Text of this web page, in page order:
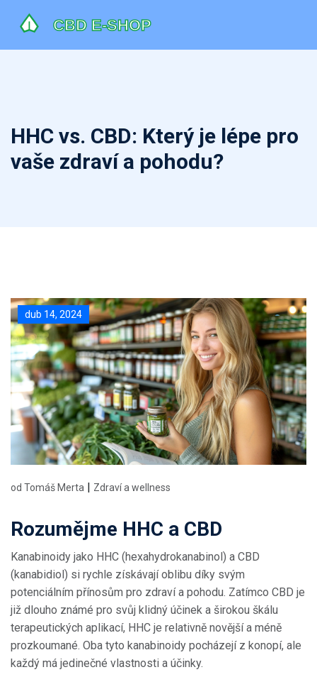
HHC vs. CBD: Který je lépe pro
vaše zdraví a pohodu?
dub 14, 2024
od Tomáš Merta | Zdraví a wellness
Rozumějme HHC a CBD
Kanabinoidy jako HHC (hexahydrokanabinol) a CBD
(kanabidiol) si rychle získávají oblibu díky svým
potenciálním přínosům pro zdraví a pohodu. Zatímco CBD je
již dlouho známé pro svůj klidný účinek a širokou škálu
terapeutických aplikací, HHC je relativně novější a méně
prozkoumané. Oba tyto kanabinoidy pocházejí z konopí, ale
každý má jedinečné vlastnosti a účinky.